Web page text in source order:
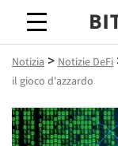
Notizia > Notizie DeFi
il gioco d'azzardo